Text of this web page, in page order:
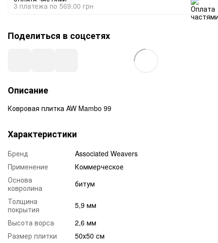
3 платежа по 569.00 грн
Поделиться в соцсетях
Описание
Ковровая плитка AW Mambo 99
Характеристики
Бренд
Associated Weavers
Применение
Коммерческое
Основа
ковролина
битум
Толщина
покрытия
5,9 мм
Высота ворса
2,6 мм
Размер плитки
50х50 см